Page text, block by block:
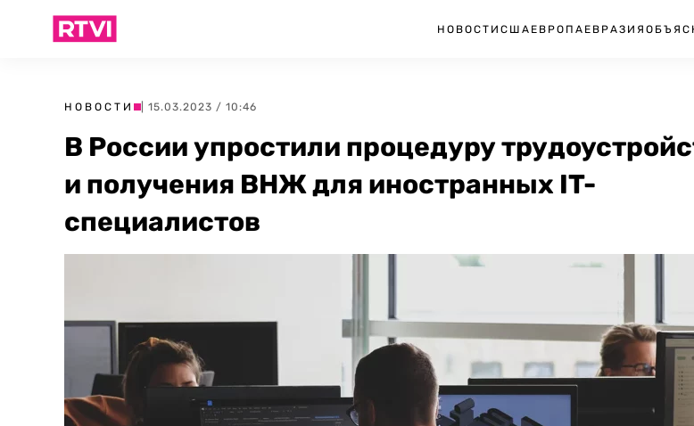
НОВОСТИ США ЕВРОПА ЕВРАЗИЯ
НОВОСТИ | 15.03.2023 / 10:46
В России упростили процедуру
и получения ВНЖ для иностранных IT-
специалистов